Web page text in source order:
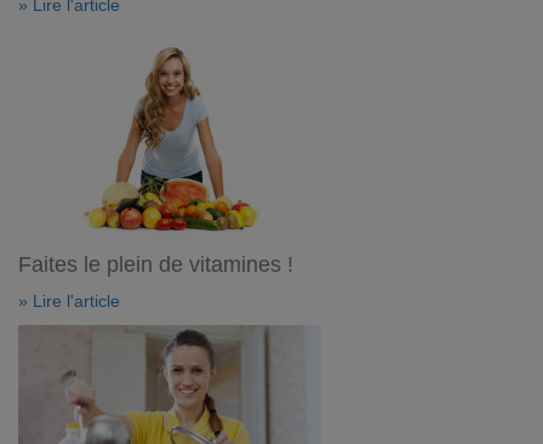
» Lire l'article
Faites le plein de vitamines !
» Lire l'article